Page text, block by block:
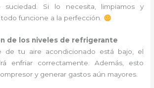
suciedad. Si lo necesita, limpiamos y
funcione a la perfección.
de los niveles de refrigerante
de tu aire acondicionado está bajo, el
enfriar correctamente. Además, esto
y generar gastos aún mayores.